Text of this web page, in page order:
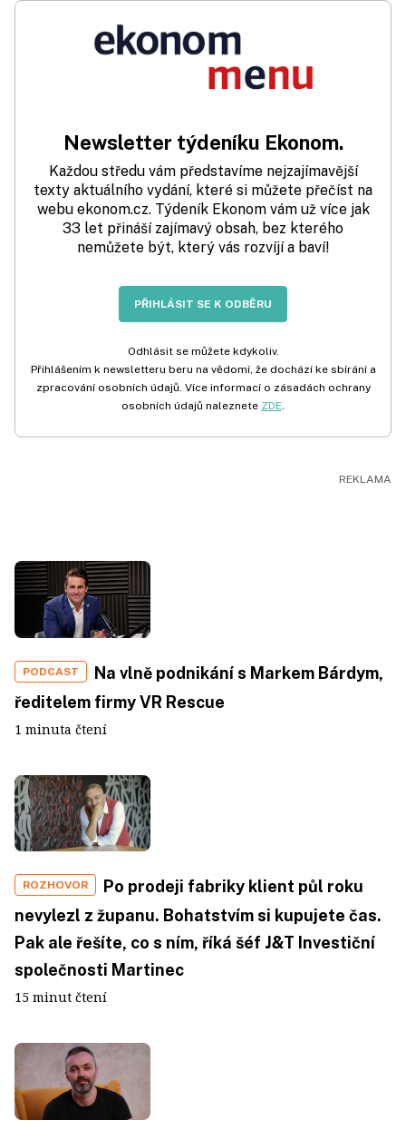
Newsletter týdeníku Ekonom.
Každou středu vám představíme nejzajímavější
texty aktuálního vydání, které si můžete přečíst na
webu ekonom.cz. Týdeník Ekonom vám už více jak
33 let přináší zajímavý obsah, bez kterého
nemůžete být, který vás rozvíjí a baví!
PŘIHLÁSIT SE K ODBĚRU
Odhlásit se můžete kdykoliv.
Přihlášením k newsletteru beru na vědomí, že dochází ke sbírání a
zpracování osobních údajů. Více informací o zásadách ochrany
osobních údajů naleznete ZDE.
PODCAST
Na vlně podnikání s Markem Bárdym,
ředitelem firmy VR Rescue
1 minuta čtení
ROZHOVOR
Po prodeji fabriky klient půl roku
nevylezl z županu. Bohatstvím si kupujete čas.
Pak ale řešíte, co s ním, říká šéf J&T Investiční
společnosti Martinec
15 minut čtení